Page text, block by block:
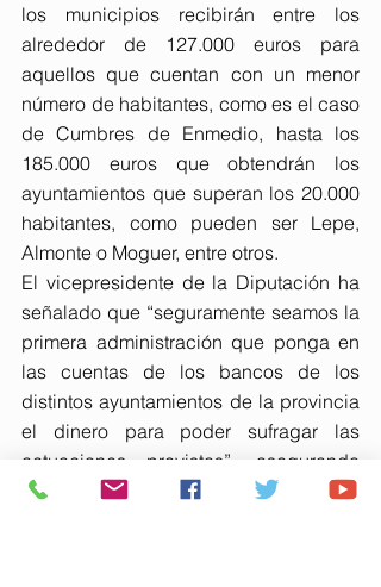
los municipios recibirán entre los
alrededor de 127.000 euros para
aquellos que cuentan con un menor
número de habitantes, como es el caso
de Cumbres de Enmedio, hasta los
185.000 euros que obtendrán los
ayuntamientos que superan los 20.000
habitantes, como pueden ser Lepe,
Almonte o Moguer, entre otros.
El vicepresidente de la Diputación ha
señalado que “seguramente seamos la
primera administración que ponga en
las cuentas de los bancos de los
distintos ayuntamientos de la provincia
el dinero para poder sufragar las
actuaciones previstas”, asegurando
también que “es la inversión más